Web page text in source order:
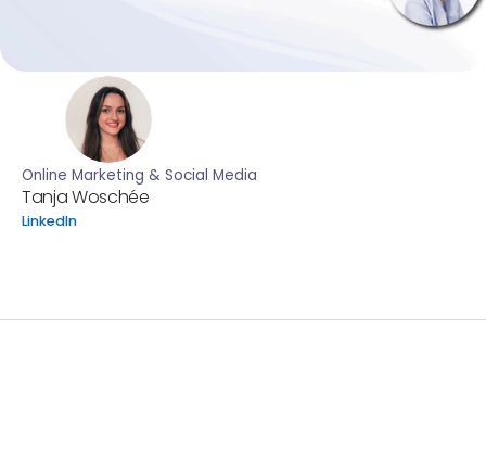
Online Marketing & Social Media
Tanja Woschée
LinkedIn
FertiPROTEKT Netzwerk e.V.! Dort hattet ihr die